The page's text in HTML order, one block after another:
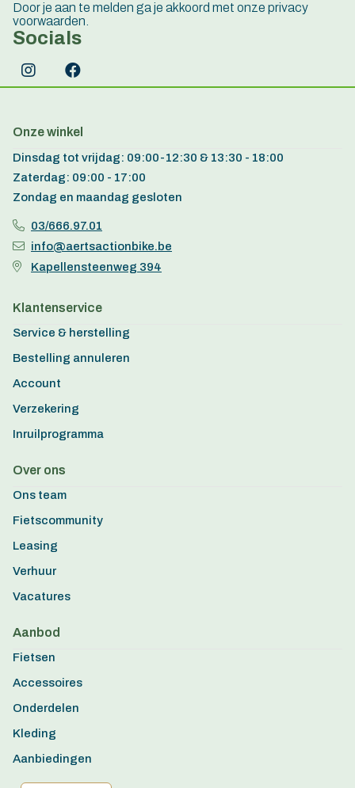
Door je aan te melden ga je akkoord met onze privacy
voorwaarden.
Socials
Onze winkel
Dinsdag tot vrijdag: 09:00-12:30 & 13:30 - 18:00
Zaterdag: 09:00 - 17:00
Zondag en maandag gesloten
03/666.97.01
info@aertsactionbike.be
Kapellensteenweg 394
Klantenservice
Service & herstelling
Bestelling annuleren
Account
Verzekering
Inruilprogramma
Over ons
Ons team
Fietscommunity
Leasing
Verhuur
Vacatures
Aanbod
Fietsen
Accessoires
Onderdelen
Kleding
Aanbiedingen